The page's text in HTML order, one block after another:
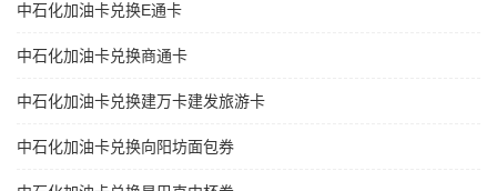
中石化加油卡兑换E通卡
中石化加油卡兑换商通卡
中石化加油卡兑换建万卡建发旅游卡
中石化加油卡兑换向阳坊面包券